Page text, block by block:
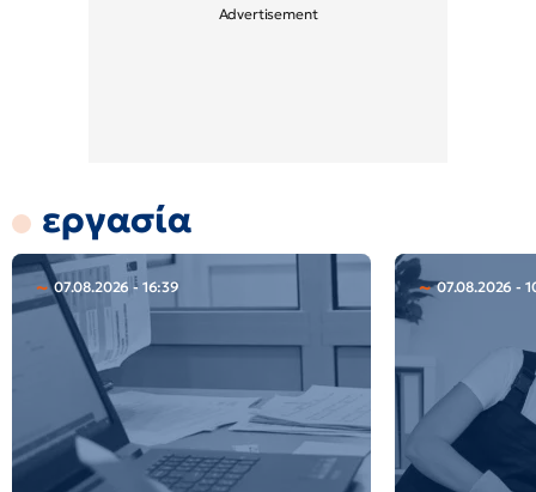
εργασία
07.08.2026 - 16:39 07.08.2026 -